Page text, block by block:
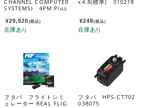
CHANNEL COMPUTER
SYSTEMS) 4PM Plus
2付 035883
¥29,920 (税込)
x4.8(標準) 310218
¥248(税込)
フタバ フライトシミ
ュレーター REAL FLIG
フタバ HPS-CT702
038075